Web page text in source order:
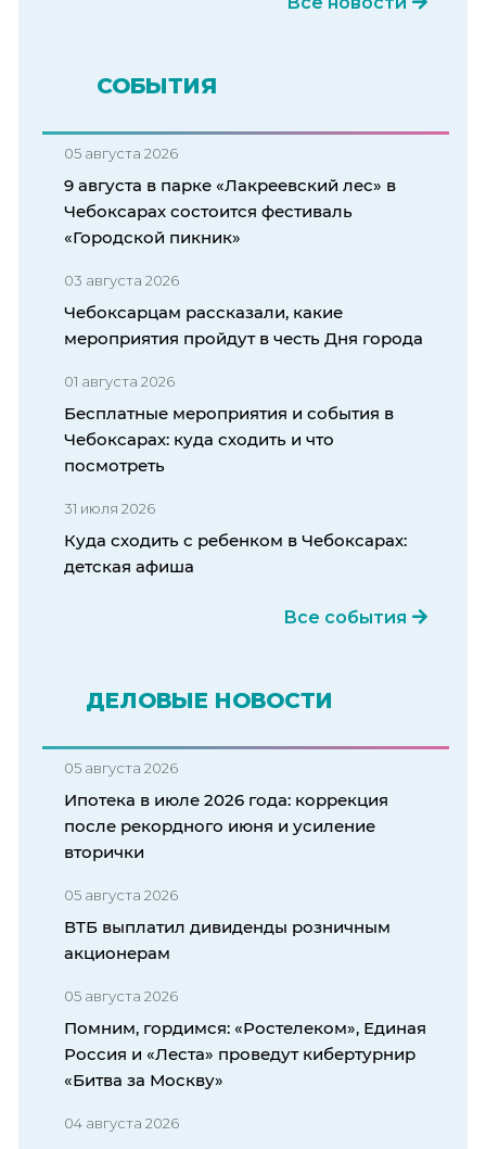
СОБЫТИЯ
05 августа 2026
9 августа в парке «Лакреевский лес» в
Чебоксарах состоится фестиваль
«Городской пикник»
03 августа 2026
Чебоксарцам рассказали, какие
мероприятия пройдут в честь Дня города
01 августа 2026
Бесплатные мероприятия и события в
Чебоксарах: куда сходить и что
посмотреть
31 июля 2026
Куда сходить с ребенком в Чебоксарах:
детская афиша
Все события
ДЕЛОВЫЕ НОВОСТИ
05 августа 2026
Ипотека в июле 2026 года: коррекция
после рекордного июня и усиление
вторички
05 августа 2026
ВТБ выплатил дивиденды розничным
акционерам
05 августа 2026
Помним, гордимся: «Ростелеком», Единая
Россия и «Леста» проведут кибертурнир
«Битва за Москву»
04 августа 2026